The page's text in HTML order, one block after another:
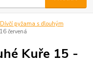
Dívčí pyžama s dlouhým
červená
Kuře 15 -